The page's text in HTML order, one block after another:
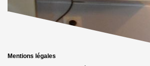
Mentions légales